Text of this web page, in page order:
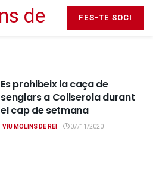
FES-TE SOCI
Es prohibeix la caça de
senglars a Collserola durant
el cap de setmana
VIU MOLINS DE REI 07/11/2020